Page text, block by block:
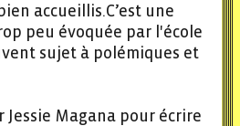
accueillis.C’est une
peu évoquée par l'école
sujet à polémiques et
Jessie Magana pour écrire